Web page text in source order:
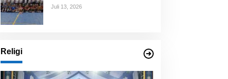
Tim
Juli 13, 2026
Religi